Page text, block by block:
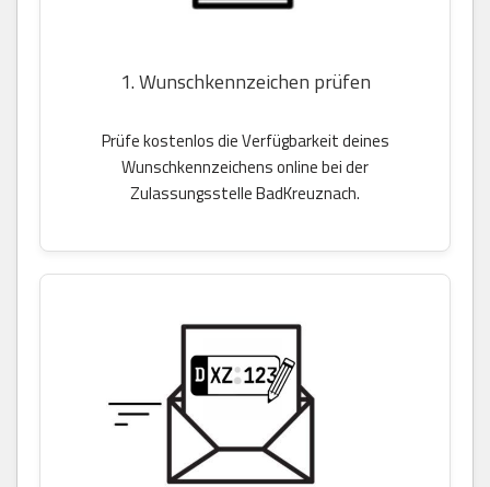
1. Wunschkennzeichen prüfen
Prüfe kostenlos die Verfügbarkeit deines
Wunschkennzeichens online bei der
Zulassungsstelle BadKreuznach.